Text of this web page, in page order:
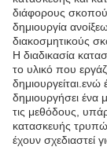
διάφορους
δημιουργία
διακοσμητικούς
Η διαδικασία
το υλικό που
δημιουργείται.ενώ
δημιουργήσει ένα
τις μεθόδους,
κατασκευής
έχουν σχεδιαστεί